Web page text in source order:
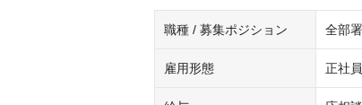
職種 / 募集ポジション 全部
雇用形態 正社員